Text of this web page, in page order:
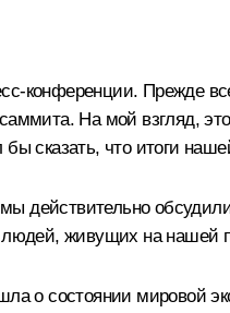
конференции. Прежде
На мой взгляд,
сказать, что итоги
действительно
людей, живущих на нашей
о состоянии мировой